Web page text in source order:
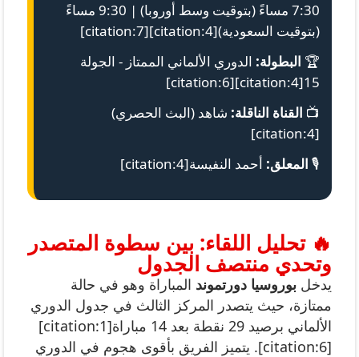
7:30 مساءً (بتوقيت وسط أوروبا) | 9:30 مساءً
(بتوقيت السعودية)[citation:4][citation:7]
🏆 البطولة: الدوري الألماني الممتاز - الجولة
15[citation:4][citation:6]
📺 القناة الناقلة: شاهد (البث الحصري)
[citation:4]
🎙️ المعلق: أحمد النفيسة[citation:4]
🔥 تحليل اللقاء: بين سطوة المتصدر
وتحدي منتصف الجدول
يدخل بوروسيا دورتموند المباراة وهو في حالة
ممتازة، حيث يتصدر المركز الثالث في جدول الدوري
الألماني برصيد 29 نقطة بعد 14 مباراة[citation:1]
[citation:6]. يتميز الفريق بأقوى هجوم في الدوري